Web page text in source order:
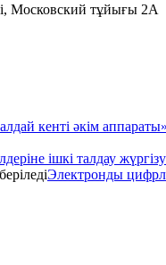
Московский тұйығы 2А
әкім аппараты» ММ
ішкі талдау
Электронды